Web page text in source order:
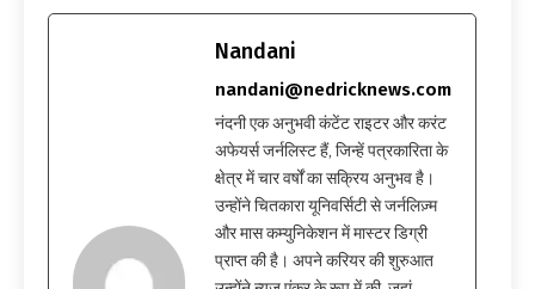
Nandani
nandani@nedricknews.com
नंदनी एक अनुभवी कंटेंट राइटर और करंट
अफेयर्स जर्नलिस्ट हैं, जिन्हें पत्रकारिता के
क्षेत्र में चार वर्षों का सक्रिय अनुभव है।
उन्होंने चितकारा यूनिवर्सिटी से जर्नलिज़्म
और मास कम्युनिकेशन में मास्टर डिग्री
प्राप्त की है। अपने करियर की शुरुआत